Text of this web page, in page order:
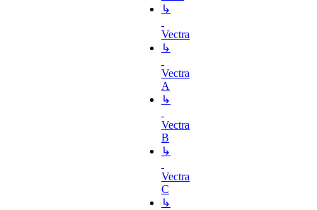
↳
Vectra
↳
Vectra
A
↳
Vectra
B
↳
Vectra
C
↳